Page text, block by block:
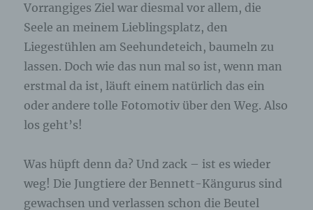
Vorrangiges Ziel war diesmal vor allem, die
Seele an meinem Lieblingsplatz, den
Liegestühlen am Seehundeteich, baumeln zu
lassen. Doch wie das nun mal so ist, wenn man
erstmal da ist, läuft einem natürlich das ein
oder andere tolle Fotomotiv über den Weg. Also
los geht’s!
Was hüpft denn da? Und zack – ist es wieder
weg! Die Jungtiere der Bennett-Kängurus sind
gewachsen und verlassen schon die Beutel
dieser Internetseite nutzerfreundlichere Services
bereitstellen, die ohne die Cookie-Setzung nicht
möglich wären.
Mittels eines Cookies können die Informationen
und Angebote auf unserer Internetseite im Sinne
des Benutzers optimiert werden. Cookies
ermöglichen uns, wie bereits erwähnt, die
Benutzer unserer Internetseite wiederzuerkennen.
erleichtern. Der Benutzer einer Internetseite, die
Cookies verwendet, muss beispielsweise nicht bei
jedem Besuch der Internetseite erneut seine